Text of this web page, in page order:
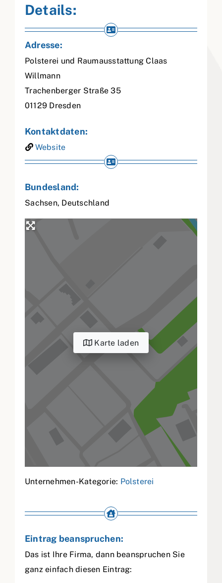
Details:
Adresse:
Polsterei und Raumausstattung Claas
Willmann
Trachenberger Straße 35
01129 Dresden
Kontaktdaten:
Website
Bundesland:
Sachsen, Deutschland
Karte laden
Unternehmen-Kategorie: Polsterei
Eintrag beanspruchen:
Das ist Ihre Firma, dann beanspruchen Sie
ganz einfach diesen Eintrag: